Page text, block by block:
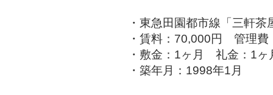
・東急田園都市線「三軒
・賃料：70,000円 管理費
・敷金：1ヶ月 礼金：1ヶ
・築年月：1998年1月